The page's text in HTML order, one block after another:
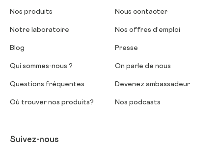
Nos produits
Notre laboratoire
Blog
Qui sommes-nous ?
Questions fréquentes
Où trouver nos produits?
Nous contacter
Nos offres d’emploi
Presse
On parle de nous
Devenez ambassadeur
Nos podcasts
Suivez-nous